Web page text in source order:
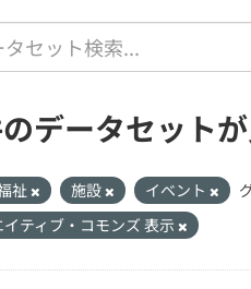
データセット
祉 施設 イベント
イティブ・コモンズ 表示